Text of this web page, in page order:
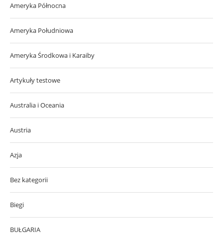
Ameryka Północna
Ameryka Południowa
Ameryka Środkowa i Karaiby
Artykuły testowe
Australia i Oceania
Austria
Azja
Bez kategorii
Biegi
BUŁGARIA